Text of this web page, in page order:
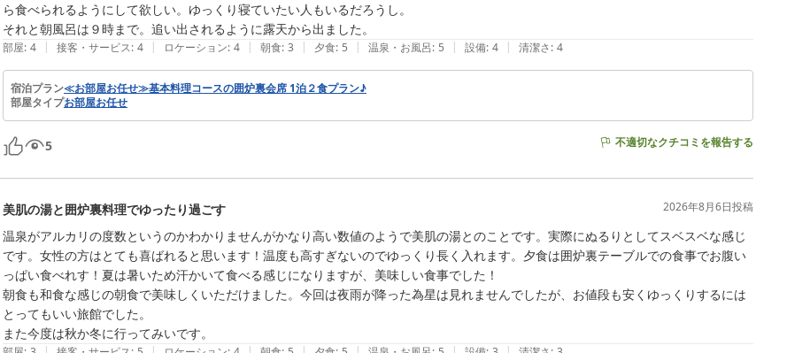
ら食べられるようにして欲しい。ゆっくり寝ていたい人もいるだろうし。
それと朝風呂は９時まで。追い出されるように露天から出ました。
部屋: 4 | 接客・サービス: 4 | ロケーション: 4 | 朝食: 3 | 夕食: 5 | 温泉・お風呂: 5 | 設備: 4 | 清潔さ: 4
宿泊プラン≪お部屋お任せ≫基本料理コースの囲炉裏会席 1泊２食プラン♪
部屋タイプお部屋お任せ
5 不適切なクチコミを報告する
美肌の湯と囲炉裏料理でゆったり過ごす 2026年8月6日投稿
温泉がアルカリの度数というのかわかりませんがかなり高い数値のようで美肌の湯とのことです。実際にぬるりとしてスベスベな感じ
です。女性の方はとても喜ばれると思います！温度も高すぎないのでゆっくり長く入れます。夕食は囲炉裏テーブルでの食事でお腹い
っぱい食べれす！夏は暑いため汗かいて食べる感じになりますが、美味しい食事でした！
朝食も和食な感じの朝食で美味しくいただけました。今回は夜雨が降った為星は見れませんでしたが、お値段も安くゆっくりするには
とってもいい旅館でした。